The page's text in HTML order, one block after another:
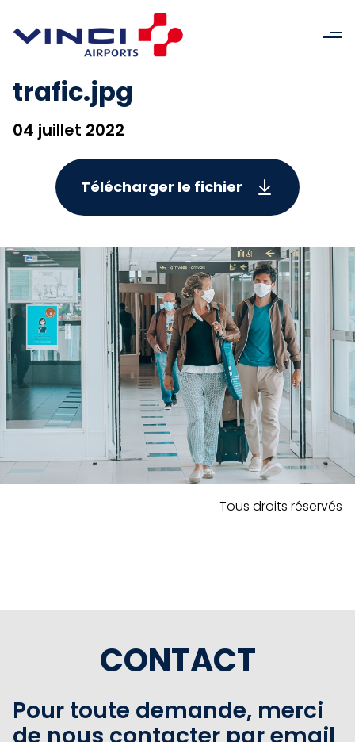
trafic.jpg
04 juillet 2022
Télécharger le fichier
Tous droits réservés
CONTACT
Pour toute demande, merci
de nous contacter par email